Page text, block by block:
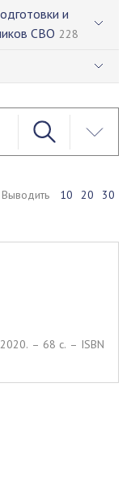
и
СВО 228
Выводить 10 20 30
– 68 c. – ISBN